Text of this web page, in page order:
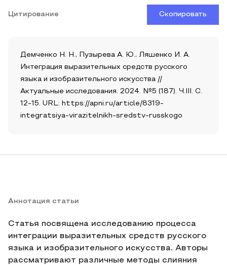
Цитирование Скопировать
Демченко Н. Н., Пузырева А. Ю., Ляшенко И. А.
Интеграция выразительных средств русского
языка и изобразительного искусства //
Актуальные исследования. 2024. №5 (187). Ч.III. С.
12-15. URL: https://apni.ru/article/8319-
integratsiya-virazitelnikh-sredstv-russkogo
Аннотация статьи
Статья посвящена исследованию процесса
интеграции выразительных средств русского
языка и изобразительного искусства. Авторы
рассматривают различные методы слияния